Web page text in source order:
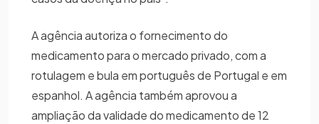
A agência autoriza o fornecimento do
medicamento para o mercado privado, com a
rotulagem e bula em português de Portugal e em
espanhol. A agência também aprovou a
ampliação da validade do medicamento de 12